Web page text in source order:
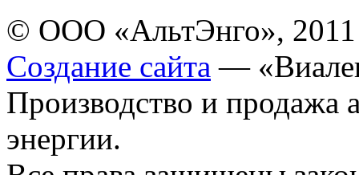
© ООО «АльтЭнго», 2011
Создание сайта —
Производство и продажа
энергии.